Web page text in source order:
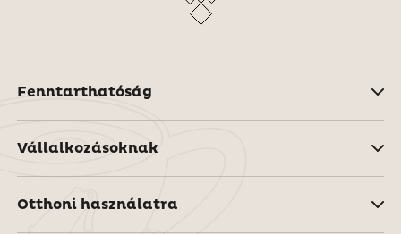
Fenntarthatóság
Vállalkozásoknak
Otthoni használatra